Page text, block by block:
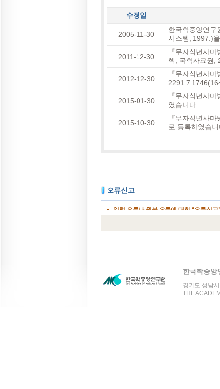
수정일
2005-11-30
한국학중앙연구
시스템, 1997.)
2011-12-30
『무자식년사
책, 국학자료원,
2012-12-30
『무자식년사
2291.7
2015-01-30
『무자식년사
였습니다.
2015-10-30
『무자식년사
로 등록하였습니
한국학중앙
경기도 성남
THE